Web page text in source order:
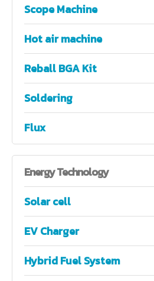
Scope Machine
Hot air machine
Reball BGA Kit
Soldering
Flux
EnergyTechnology
Solar cell
EV Charger
Hybrid Fuel System